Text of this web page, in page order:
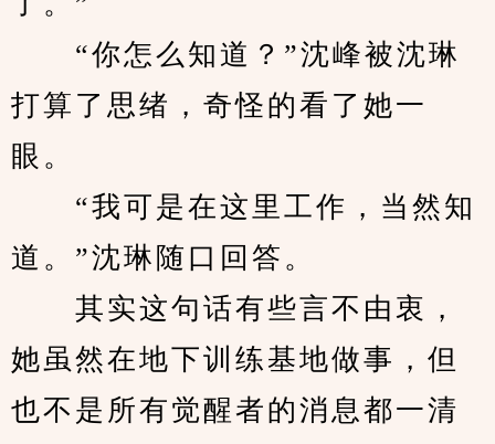
“你怎么知道？”沈峰被沈琳
打算了思绪，奇怪的看了她一
眼。
“我可是在这里工作，当然知
道。”沈琳随口回答。
其实这句话有些言不由衷，
她虽然在地下训练基地做事，但
也不是所有觉醒者的消息都一清